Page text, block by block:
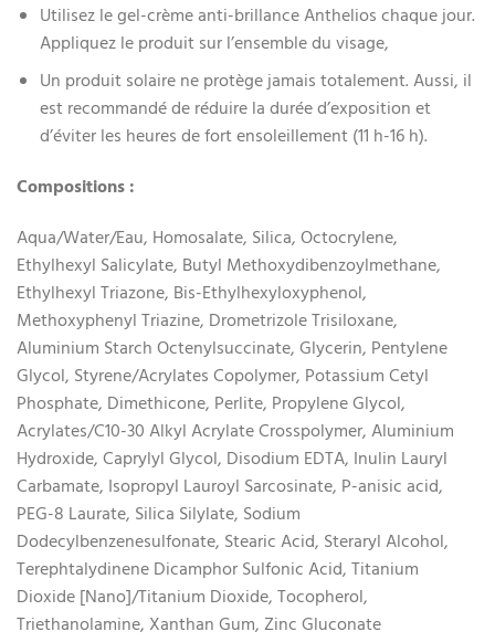
Utilisez le gel-crème anti-brillance Anthelios chaque jour.
Appliquez le produit sur l’ensemble du visage,
Un produit solaire ne protège jamais totalement. Aussi, il
est recommandé de réduire la durée d’exposition et
d’éviter les heures de fort ensoleillement (11 h-16 h).
Compositions :
Aqua/Water/Eau, Homosalate, Silica, Octocrylene,
Ethylhexyl Salicylate, Butyl Methoxydibenzoylmethane,
Ethylhexyl Triazone, Bis-Ethylhexyloxyphenol,
Methoxyphenyl Triazine, Drometrizole Trisiloxane,
Aluminium Starch Octenylsuccinate, Glycerin, Pentylene
Glycol, Styrene/Acrylates Copolymer, Potassium Cetyl
Phosphate, Dimethicone, Perlite, Propylene Glycol,
Acrylates/C10-30 Alkyl Acrylate Crosspolymer, Aluminium
Hydroxide, Caprylyl Glycol, Disodium EDTA, Inulin Lauryl
Carbamate, Isopropyl Lauroyl Sarcosinate, P-anisic acid,
PEG-8 Laurate, Silica Silylate, Sodium
Dodecylbenzenesulfonate, Stearic Acid, Steraryl Alcohol,
Terephtalydinene Dicamphor Sulfonic Acid, Titanium
Dioxide [Nano]/Titanium Dioxide, Tocopherol,
Triethanolamine, Xanthan Gum, Zinc Gluconate